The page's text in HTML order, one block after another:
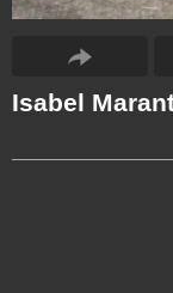
Isabel